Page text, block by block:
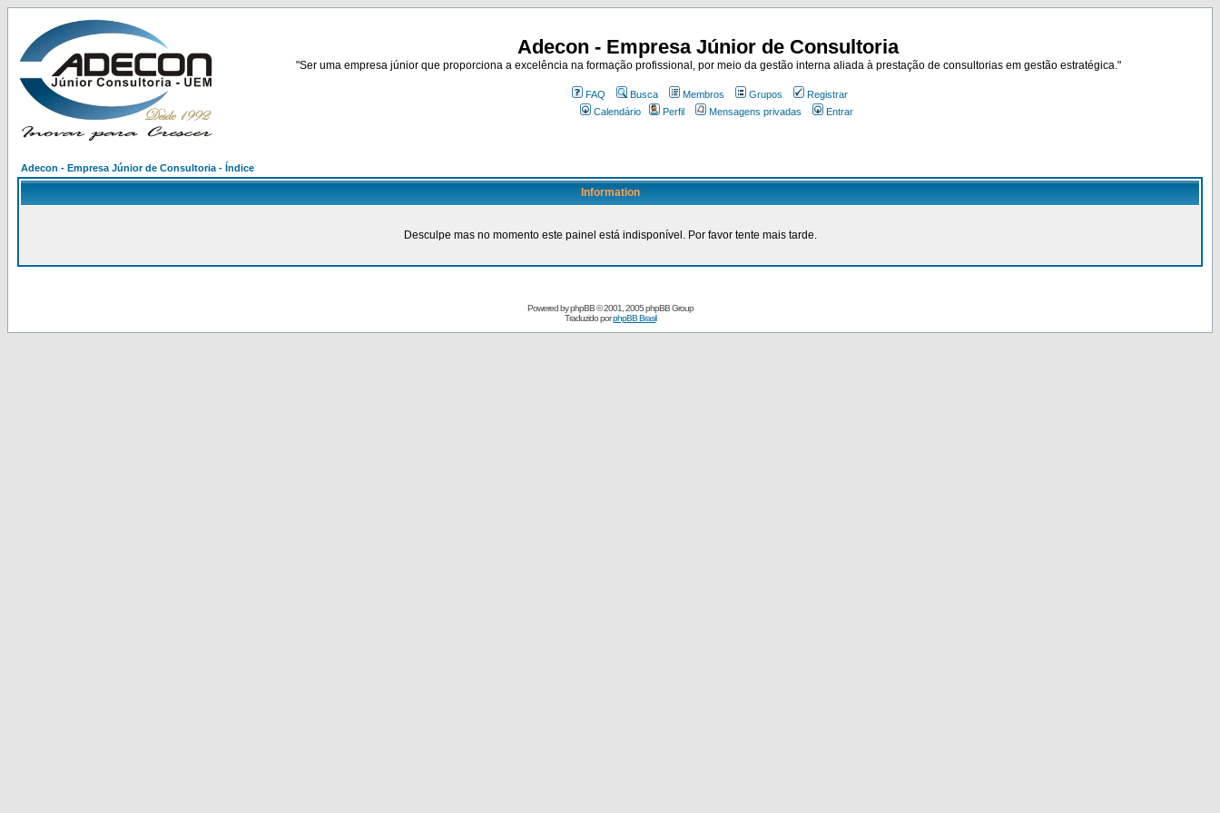
Adecon - Empresa Júnior de Consultoria
"Ser uma empresa júnior que proporciona a excelência na formação profissional, por meio da gestão interna aliada à prestação de consultorias em gestão estratégica."
FAQ Busca Membros Grupos
Registrar
Calendário
Perfil Mensagens privadas Entrar
Adecon - Empresa Júnior de Consultoria - Índice
Information
Desculpe mas no momento este painel está indisponível. Por favor tente mais tarde.
Powered byphpBB© 2001, 2005 phpBB Group
Traduzido porphpBB Brasil